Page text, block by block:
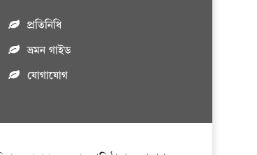
প্রতিনিধি
ভ্রমন গাইড
যোগাযোগ